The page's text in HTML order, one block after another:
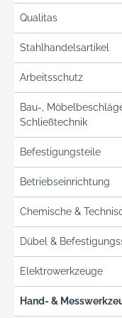
Qualitas
Stahlhandelsartikel
Arbeitsschutz
Bau-,
Schließtechnik
Befestigungsteile
Betriebseinrichtung
Chemische &
Dübel &
Elektrowerkzeuge
Hand- &